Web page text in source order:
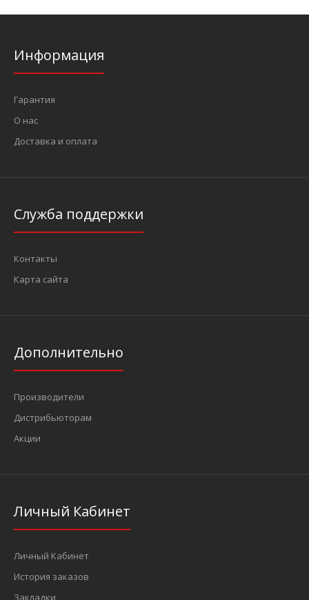
Информация
Гарантия
О нас
Доставка и оплата
Служба поддержки
Контакты
Карта сайта
Дополнительно
Производители
Дистрибьюторам
Акции
Личный Кабинет
Личный Кабинет
История заказов
Закладки